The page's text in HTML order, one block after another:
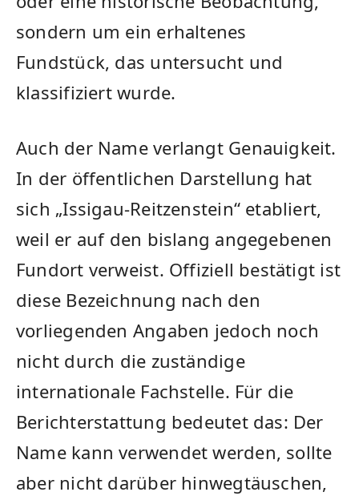
sondern um ein erhaltenes
Fundstück, das untersucht und
klassifiziert wurde.
Auch der Name verlangt Genauigkeit.
In der öffentlichen Darstellung hat
sich „Issigau-Reitzenstein“ etabliert,
weil er auf den bislang angegebenen
Fundort verweist. Offiziell bestätigt ist
diese Bezeichnung nach den
vorliegenden Angaben jedoch noch
nicht durch die zuständige
internationale Fachstelle. Für die
Berichterstattung bedeutet das: Der
Name kann verwendet werden, sollte
aber nicht darüber hinwegtäuschen,